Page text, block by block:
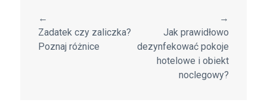
←
Zadatek czy zaliczka?
Poznaj różnice
→
Jak prawidłowo
dezynfekować pokoje
hotelowe i obiekt
noclegowy?